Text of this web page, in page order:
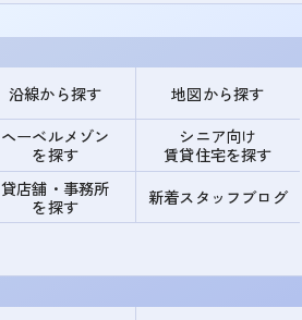
沿線から探す 地図から探す
ヘーベルメゾン
を探す
シニア向け
賃貸住宅を探す
貸店舗・事務所
を探す
新着スタッフブログ